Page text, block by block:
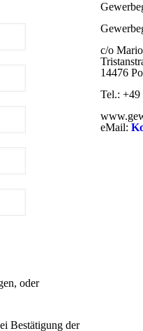
oder
Bestätigung der
c/o
14476
Tel.: +49
eMail: